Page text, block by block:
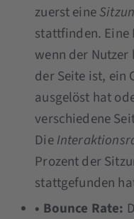
zuerst eine
stattfinden.
wenn der Nutzer
der Seite ist, ein
ausgelöst hat
verschiedene
Die
Prozent der
stattgefunden
• Bounce Rate: